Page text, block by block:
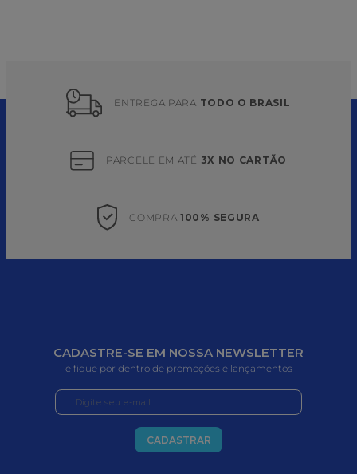
ENTREGA PARA TODO O BRASIL
PARCELE EM ATÉ 3X NO CARTÃO
COMPRA 100% SEGURA
CADASTRE-SE EM NOSSA NEWSLETTER
e fique por dentro de promoções e lançamentos
CADASTRAR